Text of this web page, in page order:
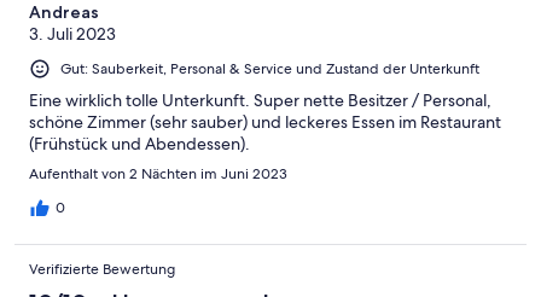
Andreas
3. Juli 2023
Gut: Sauberkeit, Personal & Service und Zustand der Unterkunft
Eine wirklich tolle Unterkunft. Super nette Besitzer / Personal,
schöne Zimmer (sehr sauber) und leckeres Essen im Restaurant
(Frühstück und Abendessen).
Aufenthalt von 2 Nächten im Juni 2023
0
Verifizierte Bewertung